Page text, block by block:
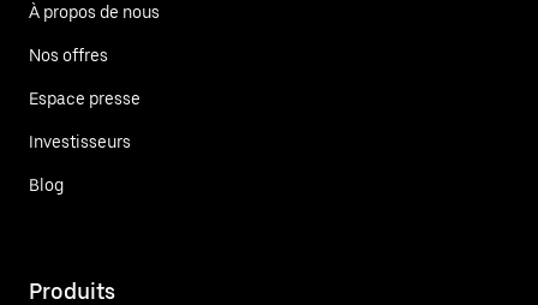
À propos de nous
Nos offres
Espace presse
Investisseurs
Blog
Produits